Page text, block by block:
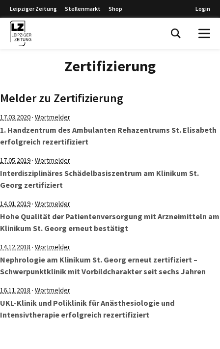
Leipziger Zeitung Stellenmarkt Shop Login
Zertifizierung
Melder zu Zertifizierung
17.03.2020· Wortmelder
1. Handzentrum des Ambulanten Rehazentrums St. Elisabeth
erfolgreich rezertifiziert
17.05.2019· Wortmelder
Interdisziplinäres Schädelbasiszentrum am Klinikum St.
Georg zertifiziert
14.01.2019· Wortmelder
Hohe Qualität der Patientenversorgung mit Arzneimitteln am
Klinikum St. Georg erneut bestätigt
14.12.2018 · Wortmelder
Nephrologie am Klinikum St. Georg erneut zertifiziert –
Schwerpunktklinik mit Vorbildcharakter seit sechs Jahren
16.11.2018 · Wortmelder
UKL-Klinik und Poliklinik für Anästhesiologie und
Intensivtherapie erfolgreich rezertifiziert